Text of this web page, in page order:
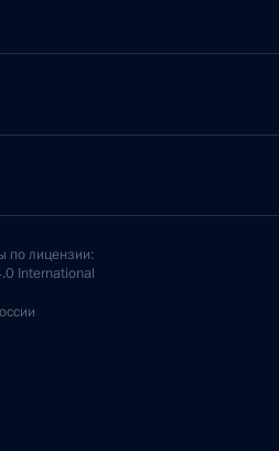
по лицензии:
International